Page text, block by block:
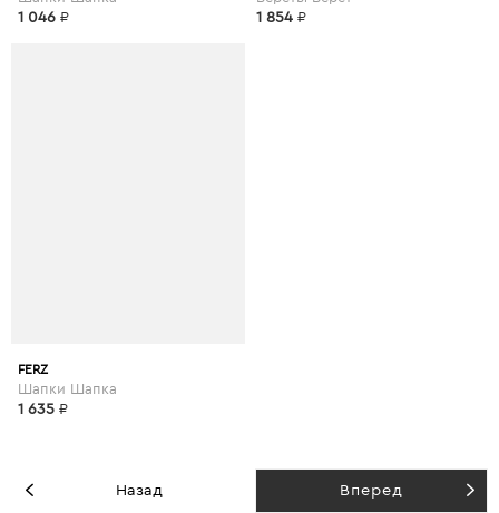
1 046 ₽ 1 854 ₽
FERZ
Шапки Шапка
1 635 ₽
Назад Вперед